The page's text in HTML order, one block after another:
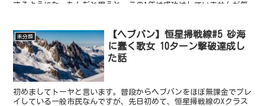
するようになったんだと思うと、この1年は成功はしていませんが無
未分類
【ヘブバン】恒星掃戦線#5 砂海
に蠢く歌女 10ターン撃破達成し
た話
初めましてトーヤと言います。普段からヘブバンをほぼ無課金でプレ
イしている一般市民なんですが、先日初めて、恒星掃戦線のXクラス